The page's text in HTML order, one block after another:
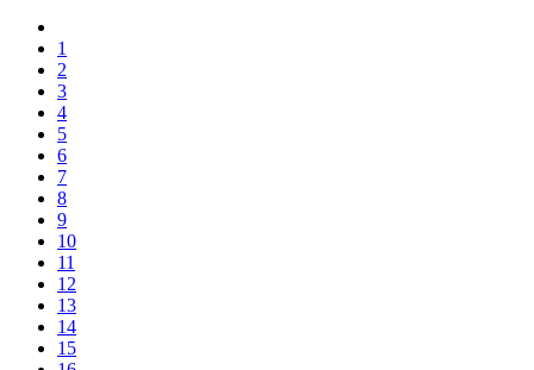
1
2
3
4
5
6
7
8
9
10
11
12
13
14
15